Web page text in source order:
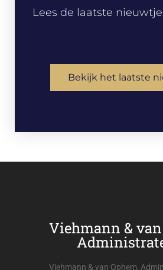
Lees de laatste
Bekijk het laatste
Viehmann & van
Viehmann & van Ophem,